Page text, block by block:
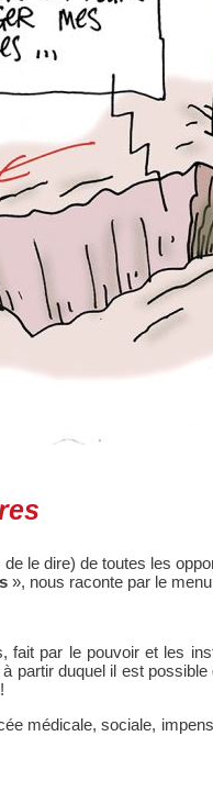
le dire) de toutes les
», nous raconte par le
par le pouvoir et les
duquel il est
médicale, sociale,